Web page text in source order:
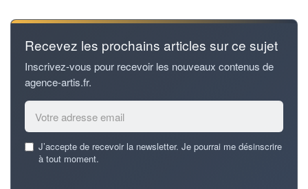
Recevez les prochains articles sur ce sujet
Inscrivez-vous pour recevoir les nouveaux contenus de
agence-artis.fr.
Email
address
J’accepte de recevoir la newsletter. Je pourrai me désinscrire
à tout moment.